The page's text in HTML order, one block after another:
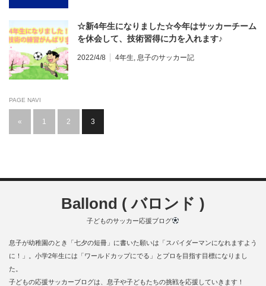
☆新4年生になりました☆今年はサッカーチーム
を休会して、技術習得に力を入れます♪
2022/4/8 4年生, 息子のサッカー記
PAGE NAVI
« 1 2 3
Ballond ( バロンド )
子どものサッカー応援ブログ
息子が幼稚園のとき「七夕の短冊」に書いた願いは「スパイダーマンになれますよう
に！」。小学2年生には「ワールドカップにでる」とプロを目指す目標になりまし
た。
子どもの応援サッカーブログは、息子や子どもたちの挑戦を応援していきます！